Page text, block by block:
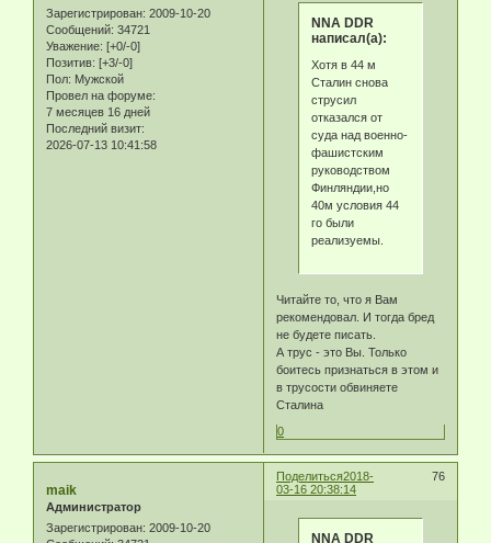
Зарегистрирован: 2009-10-20
Сообщений: 34721
Уважение: [+0/-0]
Позитив: [+3/-0]
Пол: Мужской
Провел на форуме:
7 месяцев 16 дней
Последний визит:
2026-07-13 10:41:58
NNA DDR
написал(а):
Хотя в 44 м
Сталин снова
струсил
отказался от
суда над военно-
фашистским
руководством
Финляндии,но
40м условия 44
го были
реализуемы.
Читайте то, что я Вам
рекомендовал. И тогда бред
не будете писать.
А трус - это Вы. Только
боитесь признаться в этом и
в трусости обвиняете
Сталина
0
Поделиться 76
2018-
03-16 20:38:14
maik
Администратор
Зарегистрирован: 2009-10-20
NNA DDR